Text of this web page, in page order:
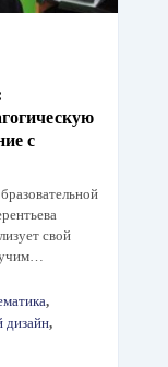
с
свой
,
дизайн,